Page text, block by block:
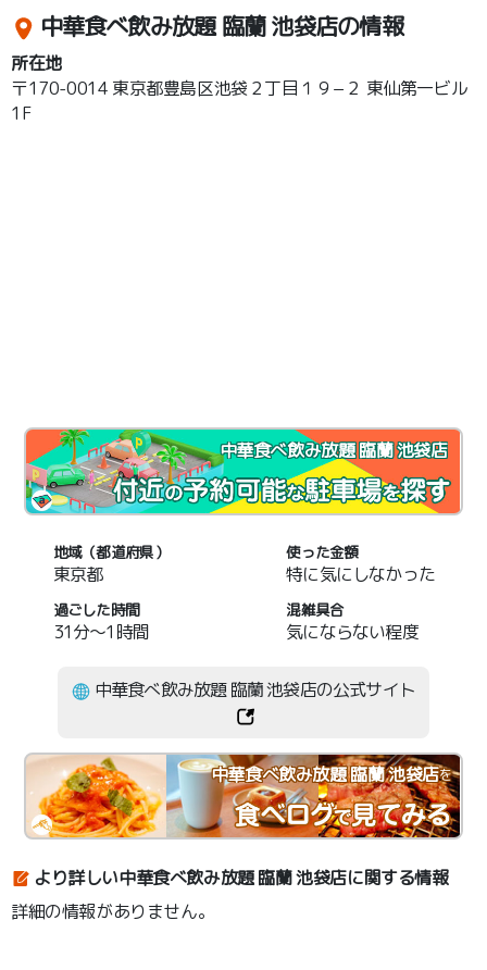
中華食べ飲み放題 臨蘭 池袋店の情報
所在地
〒170-0014 東京都豊島区池袋２丁目１９−２ 東仙第一ビル
1F
中華食べ飲み放題 臨蘭 池袋店
地域（都道府県）
東京都
使った金額
特に気にしなかった
過ごした時間
31分～1時間
混雑具合
気にならない程度
中華食べ飲み放題 臨蘭 池袋店の公式サイト
中華食べ飲み放題 臨蘭 池袋店を
より詳しい中華食べ飲み放題 臨蘭 池袋店に関する情報
詳細の情報がありません。